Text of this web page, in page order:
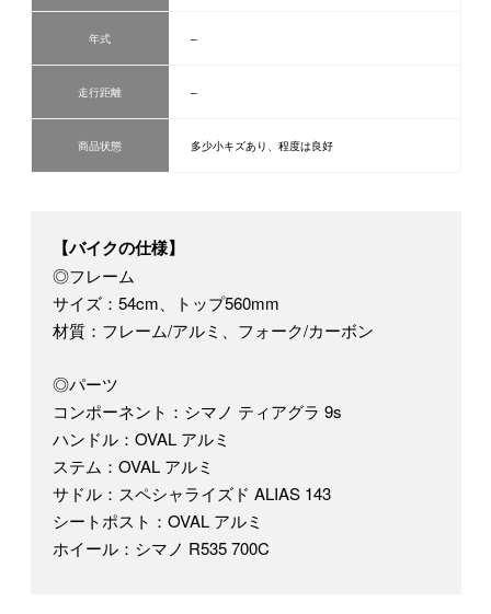
年式 –
走行距離 –
商品状態 多少小キズあり、程度は良好
【バイクの仕様】
◎フレーム
サイズ：54cm、トップ560mm
材質：フレーム/アルミ、フォーク/カーボン
◎パーツ
コンポーネント：シマノ ティアグラ 9s
ハンドル：OVAL アルミ
ステム：OVAL アルミ
サドル：スペシャライズド ALIAS 143
シートポスト：OVAL アルミ
ホイール：シマノ R535 700C